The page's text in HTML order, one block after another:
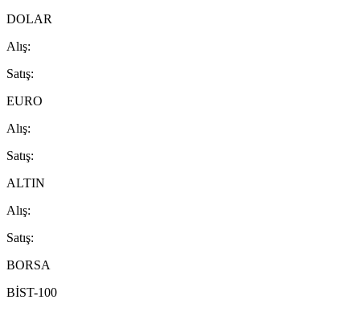
DOLAR
Alış:
Satış:
EURO
Alış:
Satış:
ALTIN
Alış:
Satış:
BORSA
BİST-100